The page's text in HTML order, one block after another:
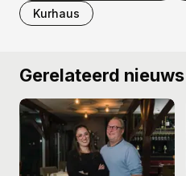
Kurhaus
Gerelateerd nieuws